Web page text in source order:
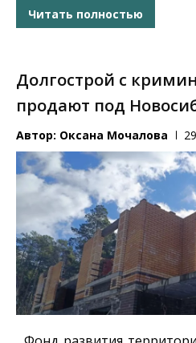
Читать полностью
Долгострой с
продают под
Автор: Оксана Мочалова